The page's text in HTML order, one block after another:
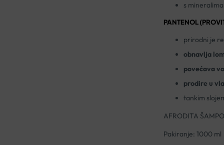
s
PANTENOL
prirodni je
obnavlja
povećava
prodire u
tankim
AFRODITA
Pakiranje: 1000 ml